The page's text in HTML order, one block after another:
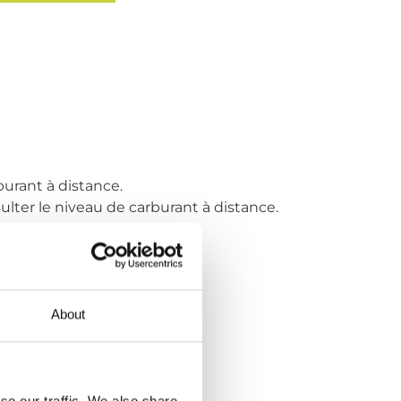
About
à distance.
le niveau de carburant à distance.
en fonction de la